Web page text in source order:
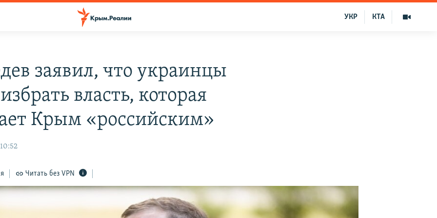
КТА
УКР
заявил, что украинцы
власть, которая
Крым «российским»
Читать без VPN